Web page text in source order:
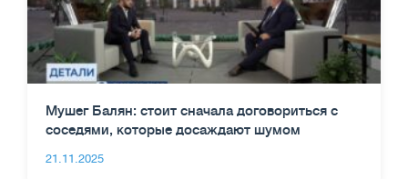
Мушег Балян: стоит сначала договориться с
соседями, которые досаждают шумом
21.11.2025